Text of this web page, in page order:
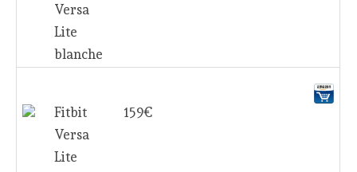
Versa
Lite
blanche
Fitbit
Versa
Lite
159€